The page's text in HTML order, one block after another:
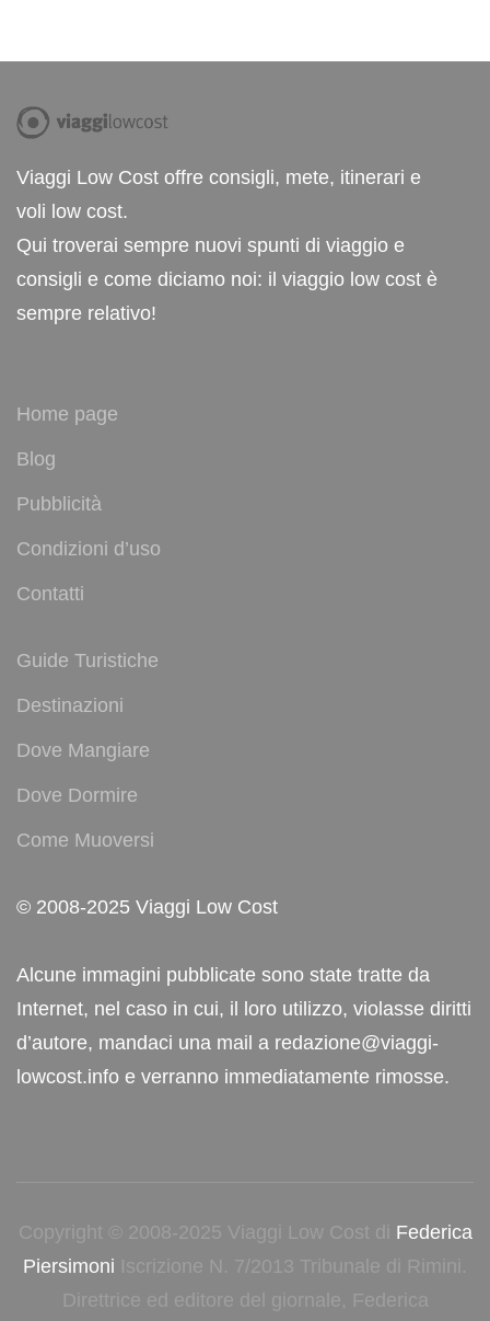
Viaggi Low Cost offre consigli, mete, itinerari e
voli low cost.
Qui troverai sempre nuovi spunti di viaggio e
consigli e come diciamo noi: il viaggio low cost è
sempre relativo!
Home page
Blog
Pubblicità
Condizioni d’uso
Contatti
Guide Turistiche
Destinazioni
Dove Mangiare
Dove Dormire
Come Muoversi
© 2008-2025 Viaggi Low Cost
Alcune immagini pubblicate sono state tratte da
Internet, nel caso in cui, il loro utilizzo, violasse diritti
d’autore, mandaci una mail a redazione@viaggi-
lowcost.info e verranno immediatamente rimosse.
Copyright © 2008-2025 Viaggi Low Cost di Federica
Piersimoni Iscrizione N. 7/2013 Tribunale di Rimini.
Direttrice ed editore del giornale, Federica